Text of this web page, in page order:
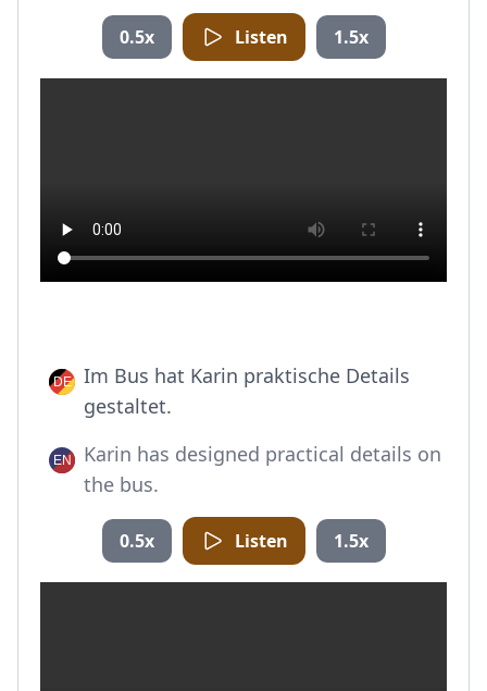
0.5x Listen 1.5x
Im Bus hat Karin praktische Details
gestaltet.
Karin has designed practical details on
the bus.
0.5x Listen 1.5x